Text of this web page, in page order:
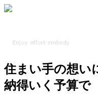
住まい手の想い
納得いく予算で